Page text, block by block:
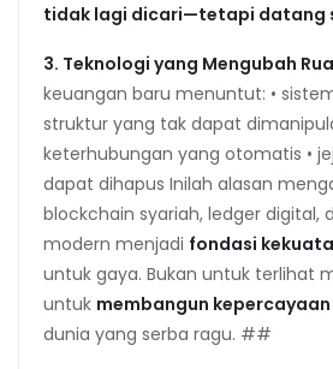
tidak lagi dicari—tetapi datang
3. Teknologi yang Mengubah
keuangan baru menuntut: •
struktur yang tak dapat
keterhubungan yang otomatis •
dapat dihapus Inilah alasan
blockchain syariah, ledger digital,
modern menjadi fondasi
untuk gaya. Bukan untuk terlihat
untuk membangun
dunia yang serba ragu. ##